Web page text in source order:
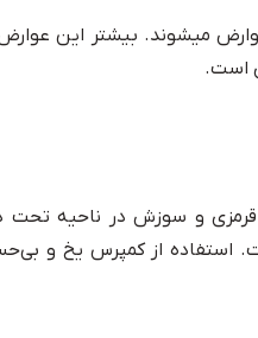
میشوند. بیشتر این
است.
قرمزی و سوزش در ناحیه
استفاده از کمپرس یخ و